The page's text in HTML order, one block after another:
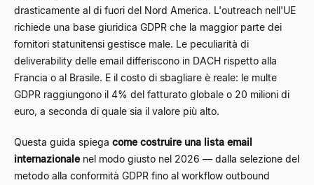
drasticamente al di fuori del Nord America. L'outreach nell'UE
richiede una base giuridica GDPR che la maggior parte dei
fornitori statunitensi gestisce male. Le peculiarità di
deliverability delle email differiscono in DACH rispetto alla
Francia o al Brasile. E il costo di sbagliare è reale: le multe
GDPR raggiungono il 4% del fatturato globale o 20 milioni di
euro, a seconda di quale sia il valore più alto.
Questa guida spiega come costruire una lista email
internazionalenel modo giusto nel 2026 — dalla selezione del
metodo alla conformità GDPR fino al workflow outbound